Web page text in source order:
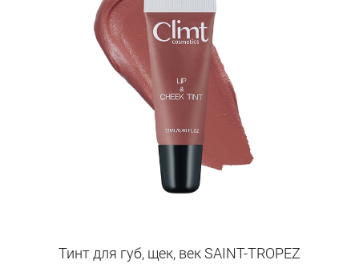
Тинт для губ, щек, век SAINT-TROPEZ